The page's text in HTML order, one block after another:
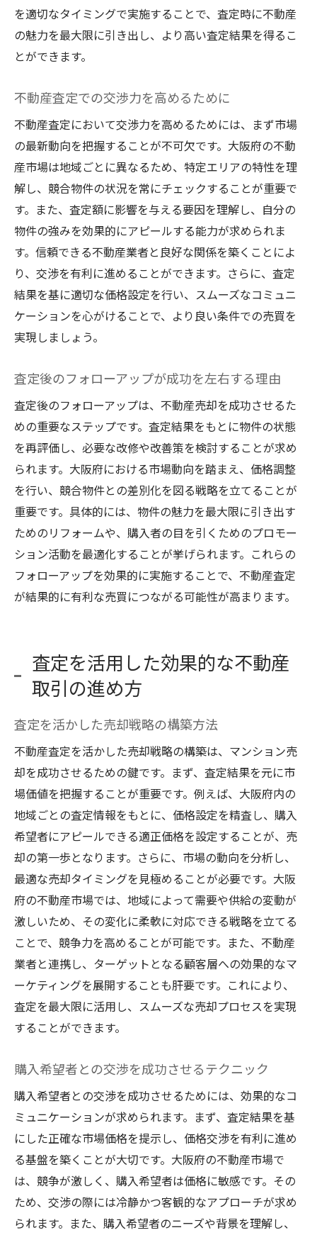
を適切なタイミングで実施することで、査定時に不動産
の魅力を最大限に引き出し、より高い査定結果を得るこ
とができます。
不動産査定での交渉力を高めるために
不動産査定において交渉力を高めるためには、まず市場
の最新動向を把握することが不可欠です。大阪府の不動
産市場は地域ごとに異なるため、特定エリアの特性を理
解し、競合物件の状況を常にチェックすることが重要で
す。また、査定額に影響を与える要因を理解し、自分の
物件の強みを効果的にアピールする能力が求められま
す。信頼できる不動産業者と良好な関係を築くことによ
り、交渉を有利に進めることができます。さらに、査定
結果を基に適切な価格設定を行い、スムーズなコミュニ
ケーションを心がけることで、より良い条件での売買を
実現しましょう。
査定後のフォローアップが成功を左右する理由
査定後のフォローアップは、不動産売却を成功させるた
めの重要なステップです。査定結果をもとに物件の状態
を再評価し、必要な改修や改善策を検討することが求め
られます。大阪府における市場動向を踏まえ、価格調整
を行い、競合物件との差別化を図る戦略を立てることが
重要です。具体的には、物件の魅力を最大限に引き出す
ためのリフォームや、購入者の目を引くためのプロモー
ション活動を最適化することが挙げられます。これらの
フォローアップを効果的に実施することで、不動産査定
が結果的に有利な売買につながる可能性が高まります。
査定を活用した効果的な不動産
取引の進め方
査定を活かした売却戦略の構築方法
不動産査定を活かした売却戦略の構築は、マンション売
却を成功させるための鍵です。まず、査定結果を元に市
場価値を把握することが重要です。例えば、大阪府内の
地域ごとの査定情報をもとに、価格設定を精査し、購入
希望者にアピールできる適正価格を設定することが、売
却の第一歩となります。さらに、市場の動向を分析し、
最適な売却タイミングを見極めることが必要です。大阪
府の不動産市場では、地域によって需要や供給の変動が
激しいため、その変化に柔軟に対応できる戦略を立てる
ことで、競争力を高めることが可能です。また、不動産
業者と連携し、ターゲットとなる顧客層への効果的なマ
ーケティングを展開することも肝要です。これにより、
査定を最大限に活用し、スムーズな売却プロセスを実現
することができます。
購入希望者との交渉を成功させるテクニック
購入希望者との交渉を成功させるためには、効果的なコ
ミュニケーションが求められます。まず、査定結果を基
にした正確な市場価格を提示し、価格交渉を有利に進め
る基盤を築くことが大切です。大阪府の不動産市場で
は、競争が激しく、購入希望者は価格に敏感です。その
ため、交渉の際には冷静かつ客観的なアプローチが求め
られます。また、購入希望者のニーズや背景を理解し、